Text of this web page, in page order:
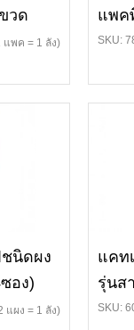
วด
แพค = 1 ลัง)
แพค
SKU:
นิดผง
อง)
แผง = 1 ลัง)
แคท
รุ่นส
SKU: